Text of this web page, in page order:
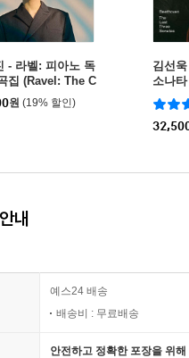
- 라벨: 피아노 독
집 (Ravel: The C
Solo Piano W
원 (19% 할인)
김선
소나
내
예스24 배송
배송비 : 무료배송
안전하고 정확한 포장을 위